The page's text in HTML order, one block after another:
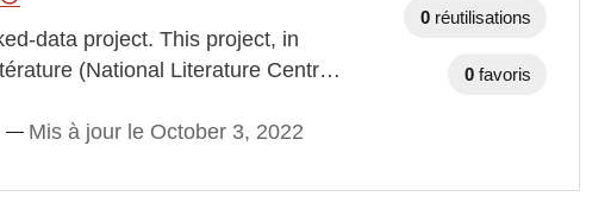
data project. This project, in
(National Literature Centr…
Mis à jour le October 3, 2022
0 réutilisations
0 favoris